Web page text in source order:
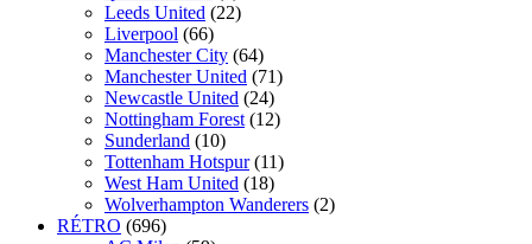
Leeds United (22)
Liverpool (66)
Manchester City (64)
Manchester United (71)
Newcastle United (24)
Nottingham Forest (12)
Sunderland (10)
Tottenham Hotspur (11)
West Ham United (18)
Wolverhampton Wanderers (2)
RÉTRO (696)